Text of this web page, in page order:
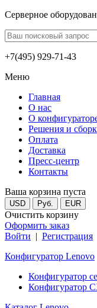
Серверное
+7(495) 929-71-43
Меню
Главная
О нас
О
Решения и
Оплата
Доставка
Пресс-центр
Контакты
Ваша корзина пуста
USD Руб. EUR
Очистить корзину
Оформить заказ
Войти | Регистрация
Конфигуратор Lenovo
Конфигуратор
Конфигуратор